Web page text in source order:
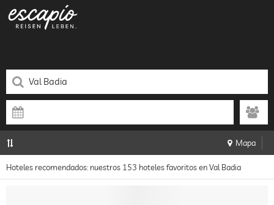
Mapa
Hoteles recomendados: nuestros 153 hoteles favoritos en Val Badia